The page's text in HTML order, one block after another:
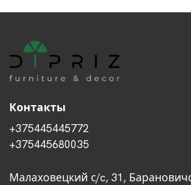
Контакты
+375445445772
+375445680035
Малаховецкий с/c, 31,